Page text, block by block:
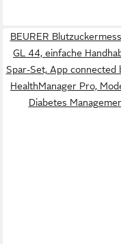
BEURER
GL 44, einfache
Spar-Set, App connected
HealthManager Pro,
Diabetes